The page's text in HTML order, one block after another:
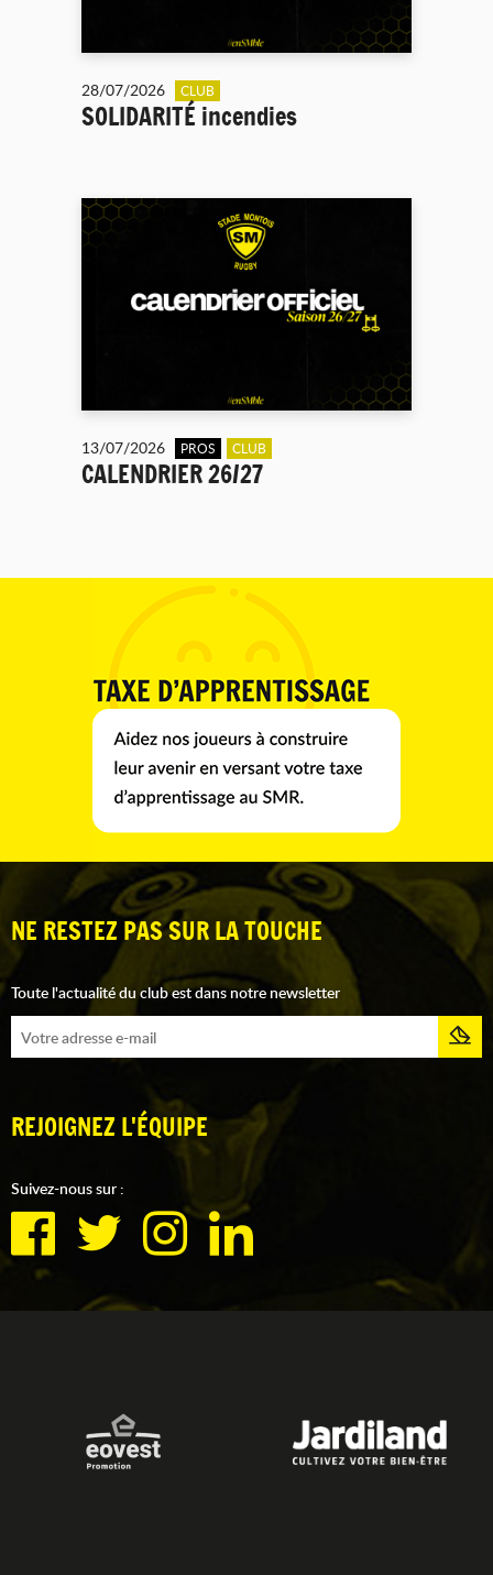
28/07/2026 CLUB
SOLIDARITÉ incendies
13/07/2026 PROS CLUB
CALENDRIER 26/27
NE RESTEZ PAS SUR LA TOUCHE
Toute l'actualité du club est dans notre newsletter
REJOIGNEZ L'ÉQUIPE
Suivez-nous sur :